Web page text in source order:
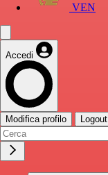
VEN
Accedi
Modifica profilo Logout